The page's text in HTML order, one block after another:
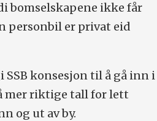
bomselskapene ikke får
personbil er privat eid
SSB konsesjon til å gå inn i
mer riktige tall for lett
og ut av by.